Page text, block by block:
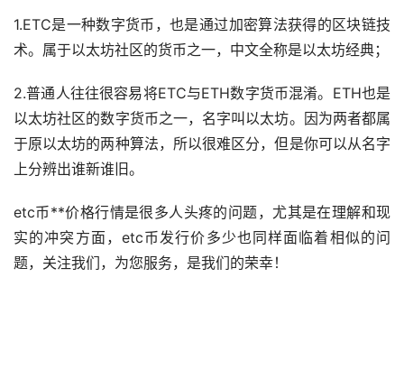
1.ETC是一种数字货币，也是通过加密算法获得的区块链技
术。属于以太坊社区的货币之一，中文全称是以太坊经典；
2.普通人往往很容易将ETC与ETH数字货币混淆。ETH也是
以太坊社区的数字货币之一，名字叫以太坊。因为两者都属
于原以太坊的两种算法，所以很难区分，但是你可以从名字
上分辨出谁新谁旧。
etc币**价格行情是很多人头疼的问题，尤其是在理解和现
实的冲突方面，etc币发行价多少也同样面临着相似的问
题，关注我们，为您服务，是我们的荣幸！